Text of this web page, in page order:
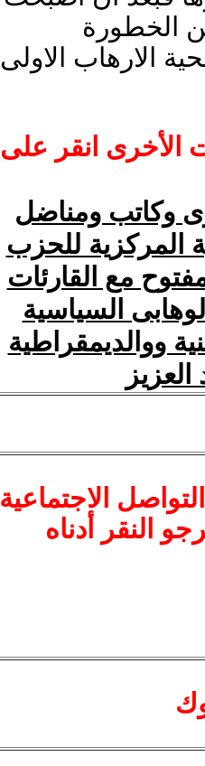
الخطورة
الارهاب الاولى
الأخرى انقر على
وكاتب ومناضل
للحزب
مع القارئات
السياسية
ووالديمقراطية
الاجتماعية
النقر أدناه